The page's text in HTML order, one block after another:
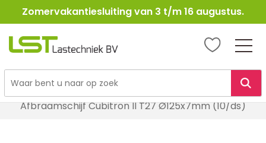
Ga
naar
Zomervakantiesluiting van 3 t/m 16 augustus.
LST
Lasbenodigheden
Afbraamschijf Cubitron II T27 Ø125x7mm (10/ds)